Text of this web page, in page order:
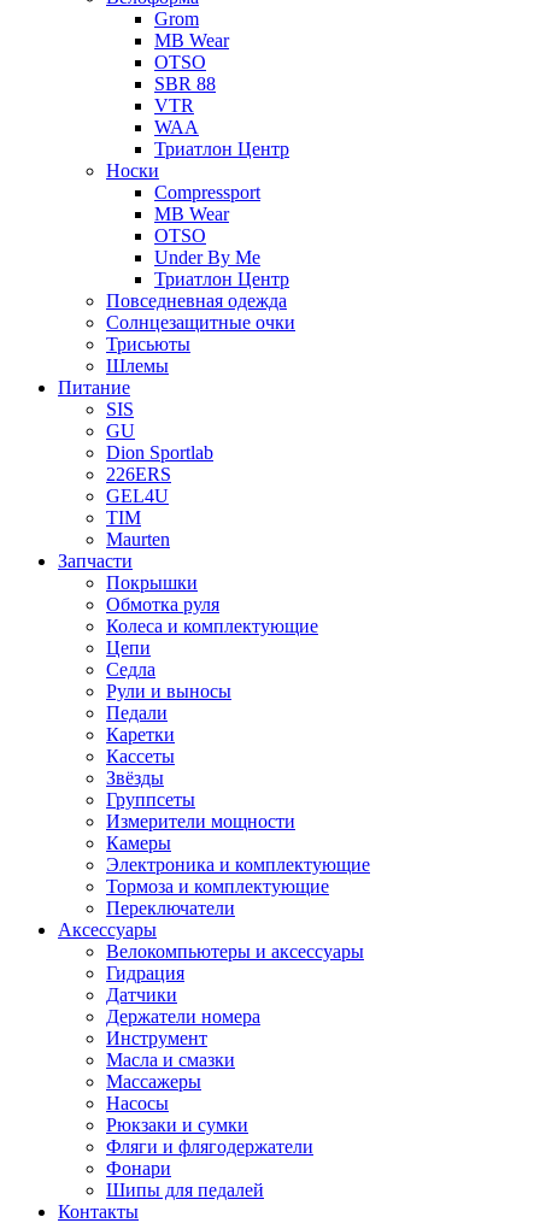
Grom
MB Wear
OTSO
SBR 88
VTR
WAA
Триатлон Центр
Носки
Compressport
MB Wear
OTSO
Under By Me
Триатлон Центр
Повседневная одежда
Солнцезащитные очки
Трисьюты
Шлемы
Питание
SIS
GU
Dion Sportlab
226ERS
GEL4U
TIM
Maurten
Запчасти
Покрышки
Обмотка руля
Колеса и комплектующие
Цепи
Седла
Рули и выносы
Педали
Каретки
Кассеты
Звёзды
Группсеты
Измерители мощности
Камеры
Электроника и комплектующие
Тормоза и комплектующие
Переключатели
Аксессуары
Велокомпьютеры и аксессуары
Гидрация
Датчики
Держатели номера
Инструмент
Масла и смазки
Массажеры
Насосы
Рюкзаки и сумки
Фляги и флягодержатели
Фонари
Шипы для педалей
Контакты